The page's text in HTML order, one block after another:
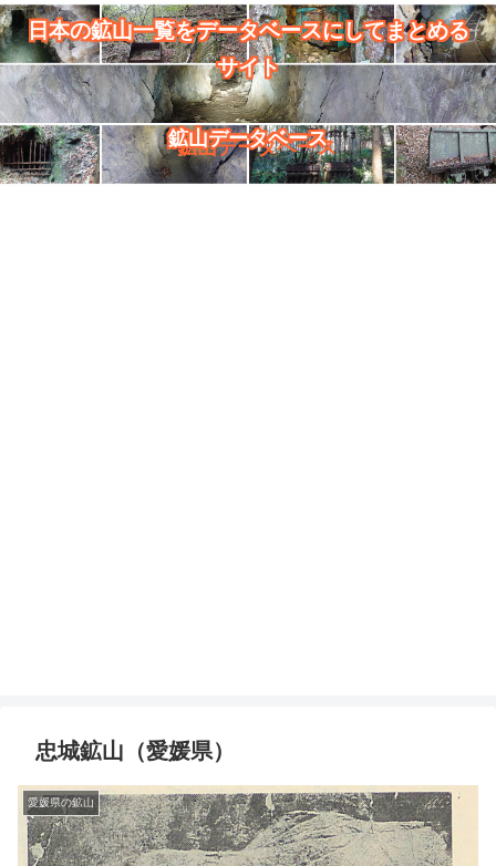
日本の鉱山一覧をデータベースにしてまとめる
サイト
鉱山データベース
忠城鉱山（愛媛県）
愛媛県の鉱山